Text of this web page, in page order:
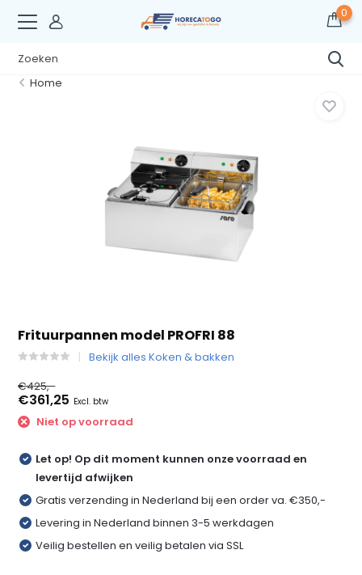
0
Home
Frituurpannen model PROFRI 88
Bekijk alles Koken & bakken
€425,-
€361,25 Excl. btw
Niet op voorraad
Let op! Op dit moment kunnen onze voorraad en
levertijd afwijken
Gratis verzending in Nederland bij een order va. €350,-
Levering in Nederland binnen 3-5 werkdagen
Veilig bestellen en veilig betalen via SSL